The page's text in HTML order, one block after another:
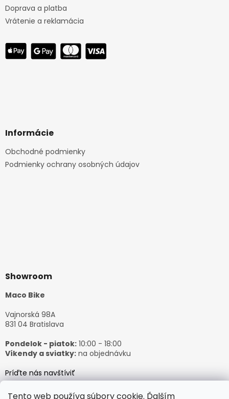
Tento web používa súbory cookie. Ďalším
Doprava a platba
Vrátenie a reklamácia
Informácie
Obchodné podmienky
Podmienky ochrany osobných údajov
Showroom
Maco Bike
Vajnorská 98A
831 04 Bratislava
Pondelok - piatok: 10:00 - 18:00
Víkendy a sviatky: na objednávku
Príďte nás navštíviť